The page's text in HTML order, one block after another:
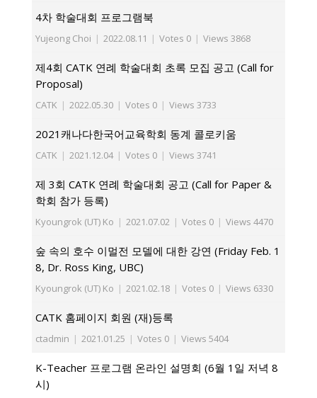
4차 학술대회 프로그램북
Yujeong Choi | 2022.08.11 | Votes 0 | Views 3868
제4회 CATK 연례 학술대회 초록 모집 공고 (Call for
Proposal)
CATK | 2022.05.30 | Votes 0 | Views 3733
2021캐나다한국어교육학회 동계 콜로키움
CATK | 2021.12.04 | Votes 0 | Views 3741
제 3회 CATK 연례 학술대회 공고 (Call for Paper &
학회 참가 등록)
Kyoungrok (UT) Ko | 2021.07.02 | Votes 0 | Views 4470
숲 속의 호수 이멀전 모델에 대한 강연 (Friday Feb. 1
8, Dr. Ross King, UBC)
Kyoungrok (UT) Ko | 2021.02.18 | Votes 0 | Views 6330
CATK 홈페이지 회원 (재)등록
ctadmin | 2021.01.25 | Votes 0 | Views 5404
K-Teacher 프로그램 온라인 설명회 (6월 1일 저녁 8
시)